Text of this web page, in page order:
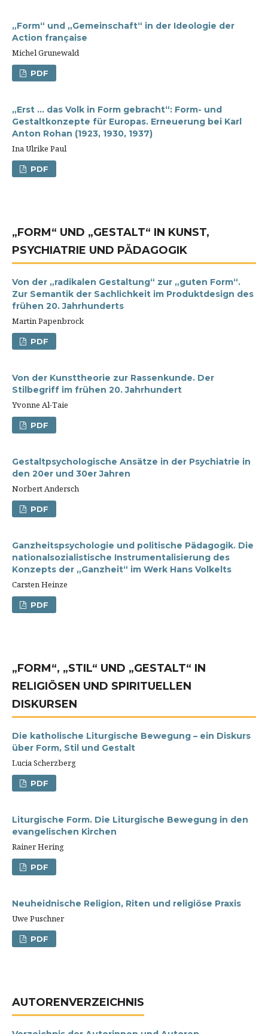
„Form“ und „Gemeinschaft“ in der Ideologie der
Action française
Michel Grunewald
PDF
„Erst … das Volk in Form gebracht“: Form- und
Gestaltkonzepte für Europas. Erneuerung bei Karl
Anton Rohan (1923, 1930, 1937)
Ina Ulrike Paul
PDF
„FORM“ UND „GESTALT“ IN KUNST,
PSYCHIATRIE UND PÄDAGOGIK
Von der „radikalen Gestaltung“ zur „guten Form“.
Zur Semantik der Sachlichkeit im Produktdesign des
frühen 20. Jahrhunderts
Martin Papenbrock
PDF
Von der Kunsttheorie zur Rassenkunde. Der
Stilbegriff im frühen 20. Jahrhundert
Yvonne Al-Taie
PDF
Gestaltpsychologische Ansätze in der Psychiatrie in
den 20er und 30er Jahren
Norbert Andersch
PDF
Ganzheitspsychologie und politische Pädagogik. Die
nationalsozialistische Instrumentalisierung des
Konzepts der „Ganzheit“ im Werk Hans Volkelts
Carsten Heinze
PDF
„FORM“, „STIL“ UND „GESTALT“ IN
RELIGIÖSEN UND SPIRITUELLEN
DISKURSEN
Die katholische Liturgische Bewegung – ein Diskurs
über Form, Stil und Gestalt
Lucia Scherzberg
PDF
Liturgische Form. Die Liturgische Bewegung in den
evangelischen Kirchen
Rainer Hering
PDF
Neuheidnische Religion, Riten und religiöse Praxis
Uwe Puschner
PDF
AUTORENVERZEICHNIS